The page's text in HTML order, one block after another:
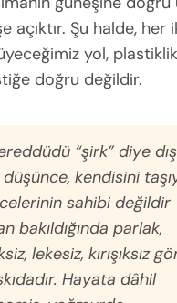
açıktır. Şu halde, her
yol,
doğru değildir.
“şirk” diye
kendisini
sahibi değildir
bakıldığında parlak,
lekesiz, kırışıksız
Hayata dâhil